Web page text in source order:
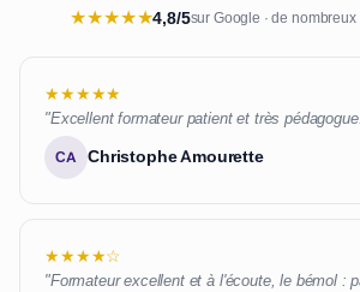
★★★★★4,8/5sur Google · de
★★★★★
"Excellent formateur patient et très
CA Christophe Amourette
★★★★☆
"Formateur excellent et à l'écoute, le bémol :